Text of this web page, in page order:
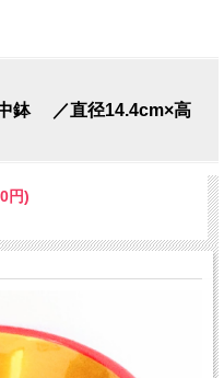
鉢 ／直径14.4cm×高
円)